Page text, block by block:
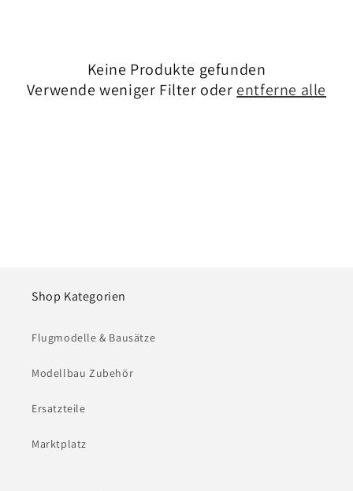
Keine Produkte gefunden
Verwende weniger Filter oder entferne alle
Shop Kategorien
Flugmodelle & Bausätze
Modellbau Zubehör
Ersatzteile
Marktplatz